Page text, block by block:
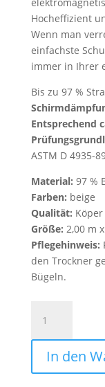
Hocheffizient
Wenn man
einfachste
immer in Ihrer
Bis zu 97 %
Entsprechend
ASTM D 4935-
Material: 97 %
Farben: beige
Qualität: Köper
Größe: 2,00 m
Pflegehinweis:
den Trockner
Bügeln.
Schlafsack
Darian
beige
Menge
In den